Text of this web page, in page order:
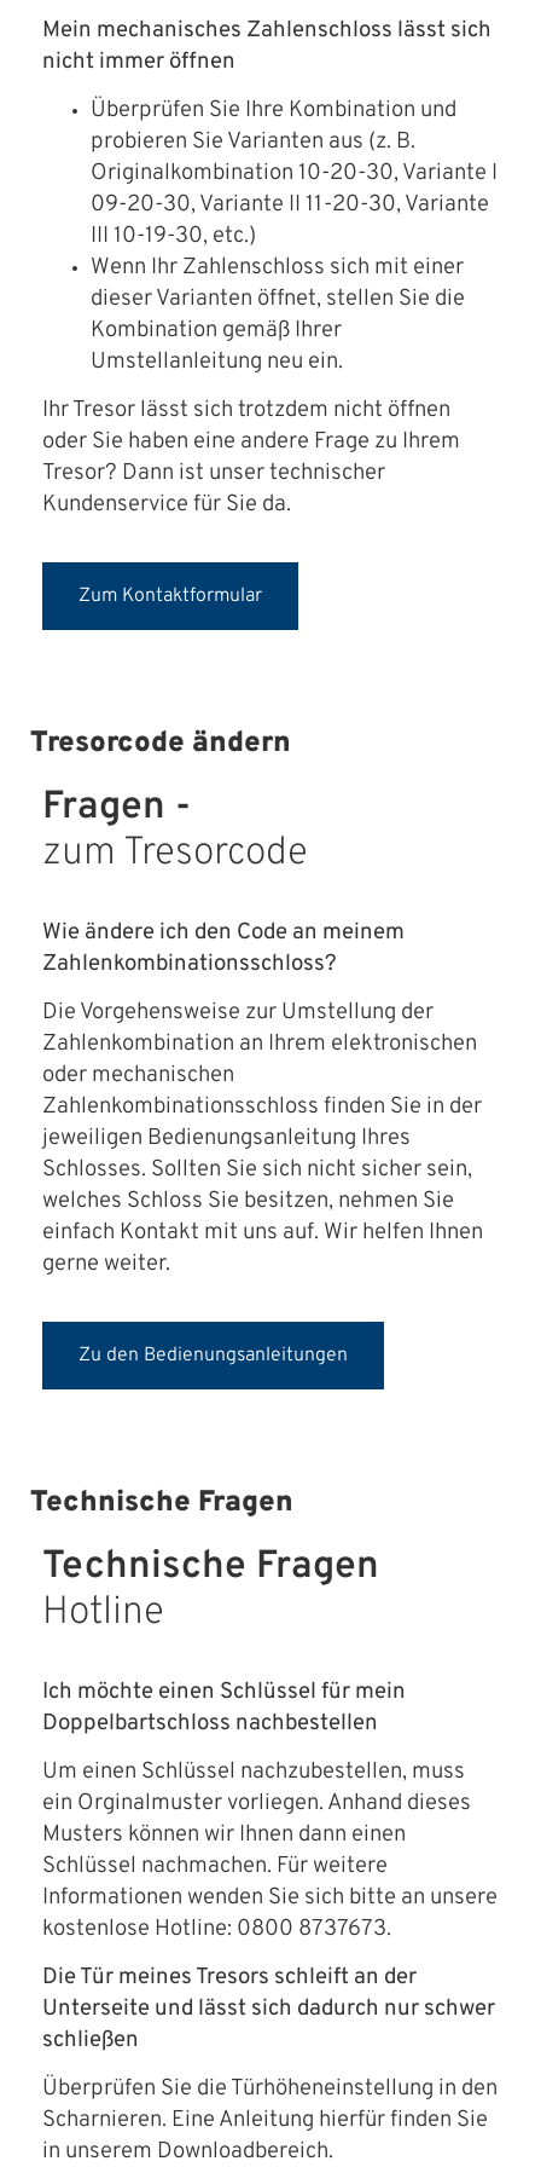
Mein mechanisches Zahlenschloss lässt sich
nicht immer öffnen
Überprüfen Sie Ihre Kombination und
probieren Sie Varianten aus (z. B.
Originalkombination 10-20-30, Variante I
09-20-30, Variante II 11-20-30, Variante
III 10-19-30, etc.)
Wenn Ihr Zahlenschloss sich mit einer
dieser Varianten öffnet, stellen Sie die
Kombination gemäß Ihrer
Umstellanleitung neu ein.
Ihr Tresor lässt sich trotzdem nicht öffnen
oder Sie haben eine andere Frage zu Ihrem
Tresor? Dann ist unser technischer
Kundenservice für Sie da.
Zum Kontaktformular
Tresorcode ändern
Fragen -
zum Tresorcode
Wie ändere ich den Code an meinem
Zahlenkombinationsschloss?
Die Vorgehensweise zur Umstellung der
Zahlenkombination an Ihrem elektronischen
oder mechanischen
Zahlenkombinationsschloss finden Sie in der
jeweiligen Bedienungsanleitung Ihres
Schlosses. Sollten Sie sich nicht sicher sein,
welches Schloss Sie besitzen, nehmen Sie
einfach Kontakt mit uns auf. Wir helfen Ihnen
gerne weiter.
Zu den Bedienungsanleitungen
Technische Fragen
Technische Fragen
Hotline
Ich möchte einen Schlüssel für mein
Doppelbartschloss nachbestellen
Um einen Schlüssel nachzubestellen, muss
ein Orginalmuster vorliegen. Anhand dieses
Musters können wir Ihnen dann einen
Schlüssel nachmachen. Für weitere
Informationen wenden Sie sich bitte an unsere
kostenlose Hotline: 0800 8737673.
Die Tür meines Tresors schleift an der
Unterseite und lässt sich dadurch nur schwer
schließen
Überprüfen Sie die Türhöheneinstellung in den
Scharnieren. Eine Anleitung hierfür finden Sie
in unserem Downloadbereich.